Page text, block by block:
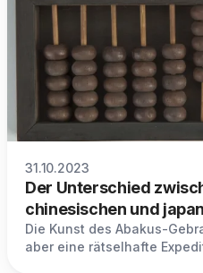
31.10.2023
Der Unterschied
chinesischen und
Die Kunst des Abakus-
aber eine rätselhafte